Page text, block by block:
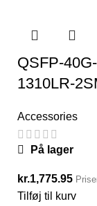
QSFP-40G-
1310LR-
Accessories
På lager
kr.1,775.95
Tilføj til kurv